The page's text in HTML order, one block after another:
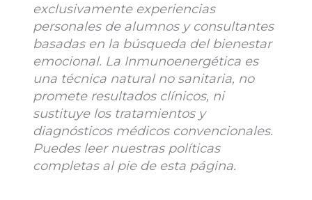
exclusivamente experiencias
personales de alumnos y consultantes
basadas en la búsqueda del bienestar
emocional. La Inmunoenergética es
una técnica natural no sanitaria, no
promete resultados clínicos, ni
sustituye los tratamientos y
diagnósticos médicos convencionales.
Puedes leer nuestras políticas
completas al pie de esta página.